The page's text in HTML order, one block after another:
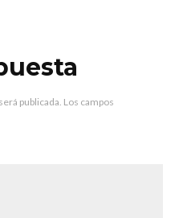
publicada. Los campos